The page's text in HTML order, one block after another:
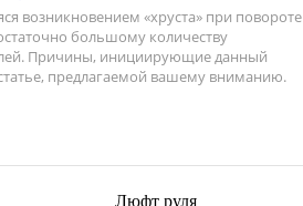
возникновением «хруста» при повороте
большому количеству
Причины, инициирующие данный
предлагаемой вашему вниманию.
Люфт руля